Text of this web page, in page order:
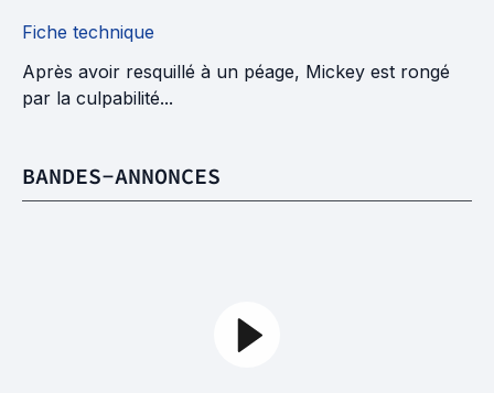
Fiche technique
Après avoir resquillé à un péage, Mickey est rongé
par la culpabilité...
BANDES-ANNONCES